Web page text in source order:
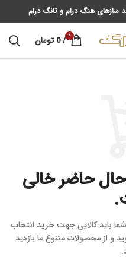
سازهای هنگ درام و تانگ درام
0
/
0 تومان
حاضر خالی
باید کالایی جهت خرید انتخاب
و از محصولات متنوع ما بازدید